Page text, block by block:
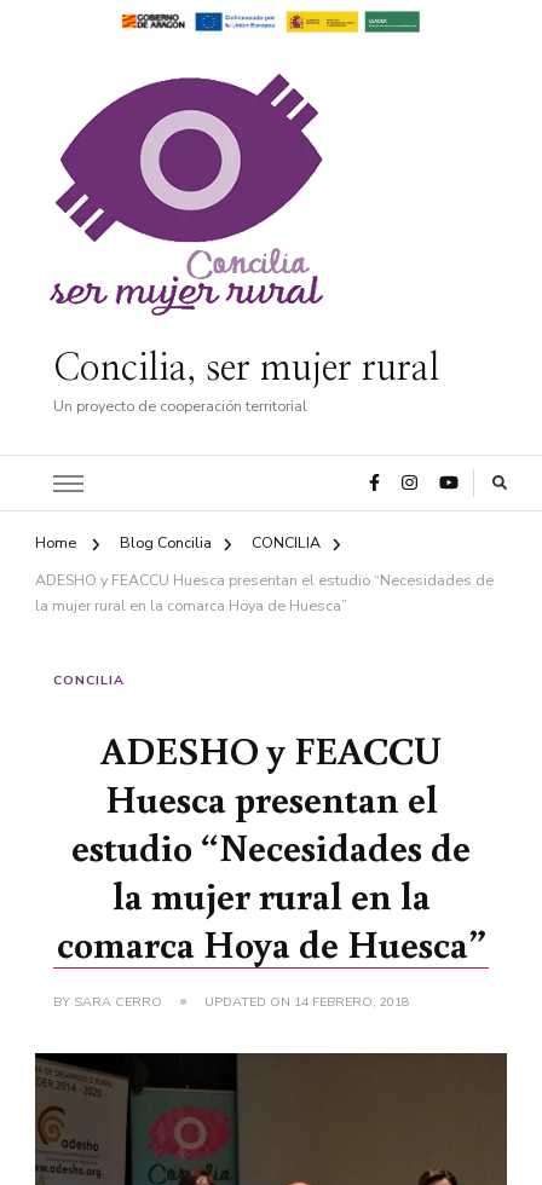
Concilia, ser mujer rural
Un proyecto de cooperación territorial
Home Blog Concilia
CONCILIA
ADESHO y FEACCU Huesca presentan el estudio “Necesidades de
la mujer rural en la comarca Hoya de Huesca”
CONCILIA
ADESHO y FEACCU
Huesca presentan el
estudio “Necesidades de
la mujer rural en la
comarca Hoya de Huesca”
BY SARA CERRO UPDATED ON 14 FEBRERO, 2018